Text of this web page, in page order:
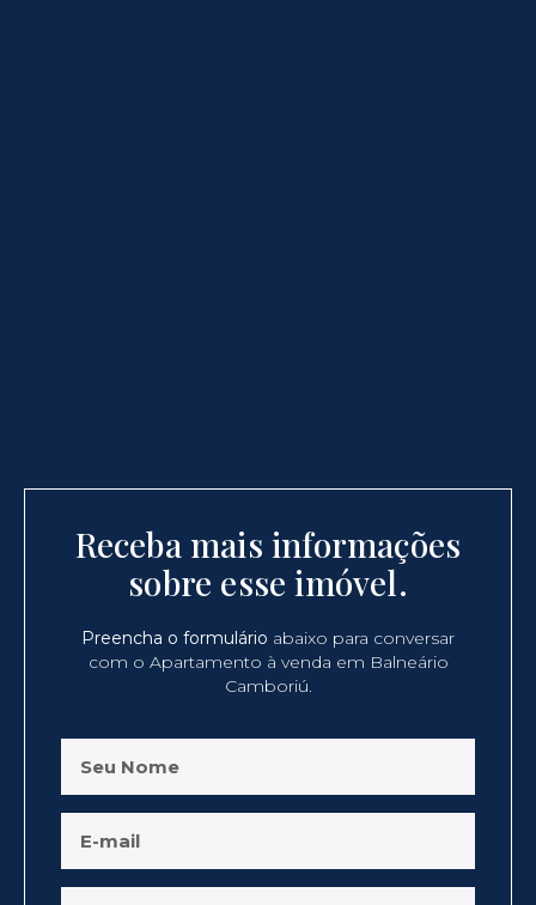
Receba mais informações
sobre esse imóvel.
Preencha o formulário abaixo para conversar
com o Apartamento à venda em Balneário
Camboriú.